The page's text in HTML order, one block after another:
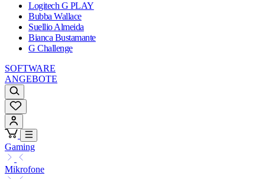
Logitech G PLAY
Bubba Wallace
Suellio Almeida
Bianca Bustamante
G Challenge
SOFTWARE
ANGEBOTE
Gaming
Mikrofone